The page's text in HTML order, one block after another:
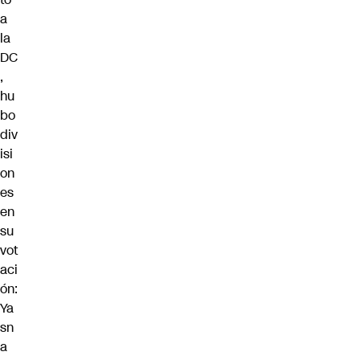
a
la
DC
,
hu
bo
div
isi
on
es
en
su
vot
aci
ón:
Ya
sn
a